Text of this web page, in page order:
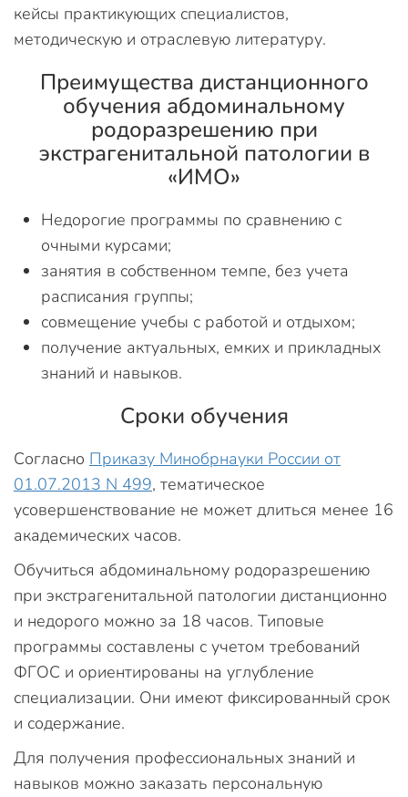
кейсы практикующих специалистов,
методическую и отраслевую литературу.
Преимущества дистанционного
обучения абдоминальному
родоразрешению при
экстрагенитальной патологии в
«ИМО»
Недорогие программы по сравнению с
очными курсами;
занятия в собственном темпе, без учета
расписания группы;
совмещение учебы с работой и отдыхом;
получение актуальных, емких и прикладных
знаний и навыков.
Сроки обучения
Согласно Приказу Минобрнауки России от
01.07.2013 N 499, тематическое
усовершенствование не может длиться менее 16
академических часов.
Обучиться абдоминальному родоразрешению
при экстрагенитальной патологии дистанционно
и недорого можно за 18 часов. Типовые
программы составлены с учетом требований
ФГОС и ориентированы на углубление
специализации. Они имеют фиксированный срок
и содержание.
Для получения профессиональных знаний и
навыков можно заказать персональную